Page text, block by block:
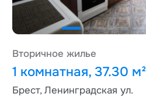
Вторичное жилье
1 комнатная, 37.30 м²
Брест, Ленинградская ул.